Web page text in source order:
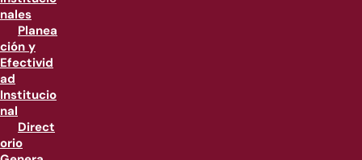
nales
Planea
ción y
Efectivid
ad
Institucio
nal
Direct
orio